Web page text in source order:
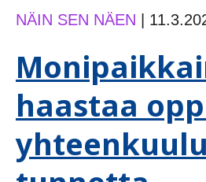
NÄIN SEN NÄEN |
haastaa